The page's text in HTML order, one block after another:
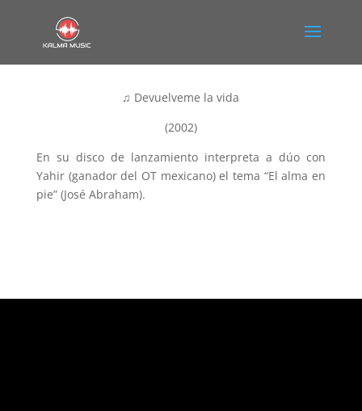
♫ Devuelveme la vida
(2002)
En su disco de lanzamiento interpreta a dúo con
Yahir (ganador del OT mexicano) el tema “El alma en
pie” (José Abraham).